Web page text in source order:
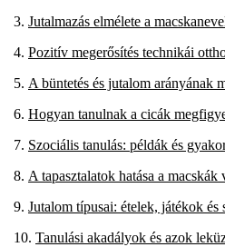
Jutalmazás elmélete a
Pozitív megerősítés technikái
A büntetés és jutalom arányának
Hogyan tanulnak a cicák
Szociális tanulás: példák és
A tapasztalatok hatása a macskák
Jutalom típusai: ételek, játékok és
Tanulási akadályok és azok